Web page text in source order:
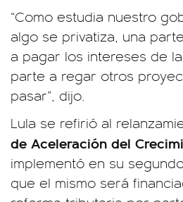
“Como estudia nuestro
algo se privatiza, una
a pagar los intereses de
parte a regar otros
pasar”, dijo.
Lula se refirió al
de Aceleración del
implementó en su
que el mismo será